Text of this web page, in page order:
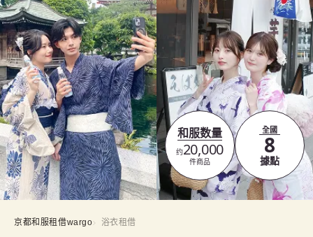
和服数量
约20,000
件商品
全國
8
據點
京都和服租借wargo 浴衣租借